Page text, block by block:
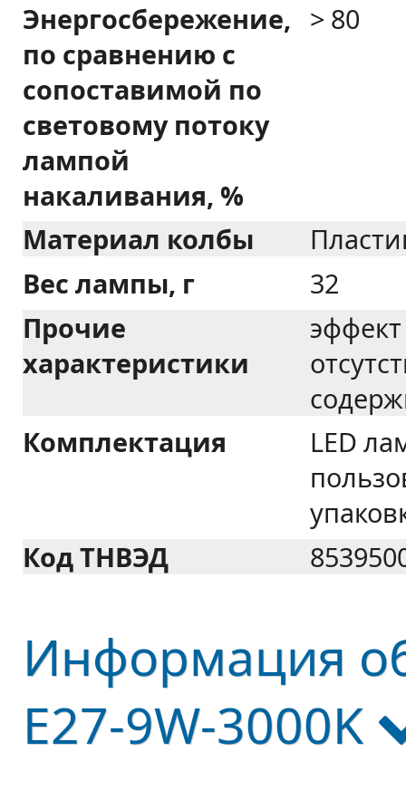
Энергосбережение,
по сравнению с
сопоставимой по
световому потоку
лампой
накаливания, %
> 80
Материал колбы
Вес лампы, г
32
Прочие
характеристики
Комплектация
LED
Код ТНВЭД
Информация
E27-9W-3000K